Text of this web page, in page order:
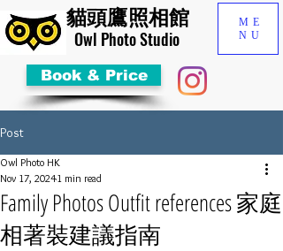
​Owl Photo Studio
Book & Price
貓頭鷹照相館
ME
NU
Post
Family Photos Outfit references 家庭
相著裝建議指南
Owl Photo HK
Nov 17, 20241 min read